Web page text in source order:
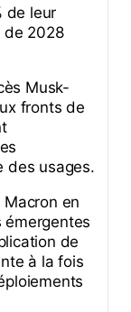
de leur
de 2028
Musk-
fronts de
des usages.
Macron en
émergentes
de
à la fois